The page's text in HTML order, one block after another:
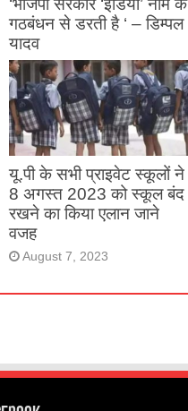
गठबंधन से डरती है ‘ – डिम्पल
यादव
August 26, 2023
यू.पी के सभी प्राइवेट स्कूलों ने
8 अगस्त 2023 को स्कूल बंद
रखने का किया एलान जाने
वजह
August 7, 2023